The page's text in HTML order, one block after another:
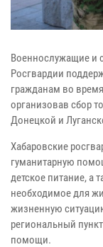
Военнослужащие и
Росгвардии
гражданам во
организовав сбор
Донецкой и
Хабаровские
гуманитарную
детское питание, а
необходимое для
жизненную
региональный
помощи.